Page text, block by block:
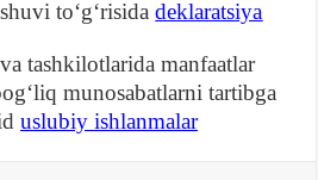
toʻgʻrisidadeklaratsiya
tashkilotlarida manfaatlar
munosabatlarni tartibga
uslubiy ishlanmalar